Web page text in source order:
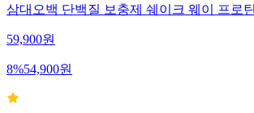
삼대오백 단백질 보충제 쉐이크 웨이 프로
59,900원
8%54,900원